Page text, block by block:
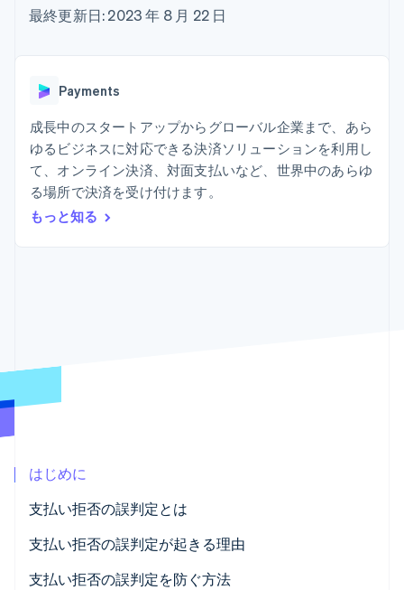
ポーネント
決済手段
済手段を利用
対面支払い
Boost
決済成功率の
最適化
Link
スピーディー
な決済
Recognition
自動化
ポート
Data
Pipeline
データの同
期
不正防止
Identity
オンライン本人確認
SaaS
AI 企業
クリエイターエコノミ―
ゲーム
ホスピタリティ、旅行、
レジャー
テインメント
従量課金請求を提供
のカードを発行
リソース
開発者のブログ
お問い合わせ
最終更新日: 2023 年 8 月 22 日
Payments
成長中のスタートアップからグローバル企業まで、あら
ゆるビジネスに対応できる決済ソリューションを利用し
て、オンライン決済、対面支払いなど、世界中のあらゆ
る場所で決済を受け付けます。
もっと知る
はじめに
支払い拒否の誤判定とは
支払い拒否の誤判定が起きる理由
支払い拒否の誤判定を防ぐ方法